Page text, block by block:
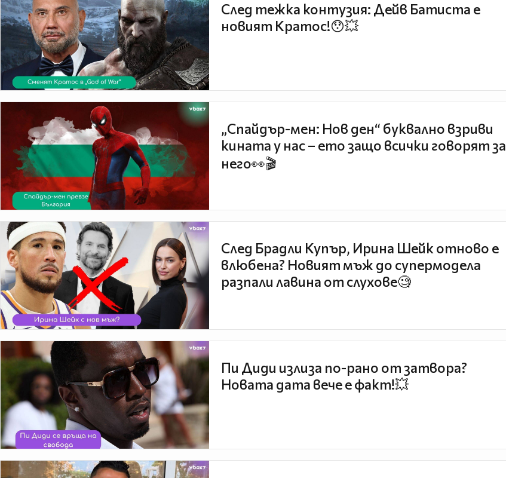
След тежка контузия: Дейв Батиста е
новият Кратос!😯💥
„Спайдър-мен: Нов ден“ буквално взриви
кината у нас – ето защо всички говорят за
него👀🎬
След Брадли Купър, Ирина Шейк отново е
влюбена? Новият мъж до супермодела
разпали лавина от слухове🧐
Пи Диди излиза по-рано от затвора?
Новата дата вече е факт!💥